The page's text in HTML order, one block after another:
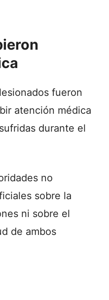
fueron
atención médica
durante el
no
sobre la
ni sobre el
de ambos